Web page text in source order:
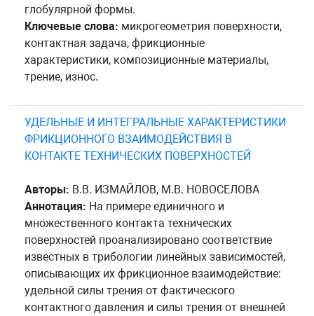
глобулярной формы.
Ключевые слова: микрогеометрия поверхности,
контактная задача, фрикционные
характеристики, композиционные материалы,
трение, износ.
УДЕЛЬНЫЕ И ИНТЕГРАЛЬНЫЕ ХАРАКТЕРИСТИКИ
ФРИКЦИОННОГО ВЗАИМОДЕЙСТВИЯ В
КОНТАКТЕ ТЕХНИЧЕСКИХ ПОВЕРХНОСТЕЙ
Авторы: В.В. ИЗМАЙЛОВ, М.В. НОВОСЕЛОВА
Аннотация: На примере единичного и
множественного контакта технических
поверхностей проанализировано соответствие
известных в трибологии линейных зависимостей,
описывающих их фрикционное взаимодействие:
удельной силы трения от фактического
контактного давления и силы трения от внешней